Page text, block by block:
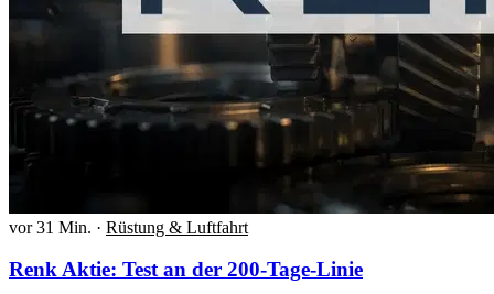
vor 31 Min. · Rüstung & Luftfahrt
Renk Aktie: Test an der 200-Tage-Linie